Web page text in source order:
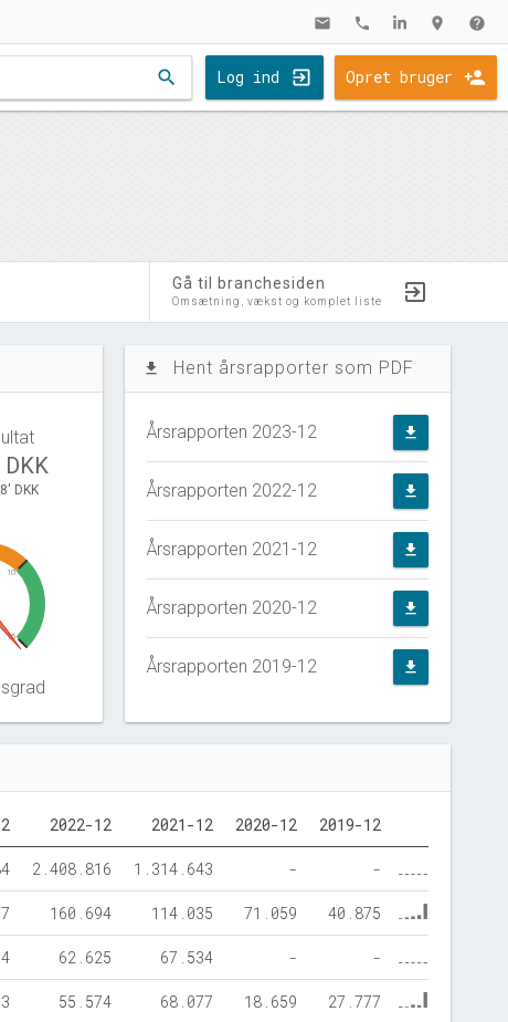
mail phone location_on help
search Log ind Opret bruger
Gå til branchesiden
Omsætning, vækst og komplet liste
DKK
10
15
file_download Hent årsrapporter som PDF
Årsrapporten 2023-12 file_download
Årsrapporten 2022-12 file_download
Årsrapporten 2021-12 file_download
Årsrapporten 2020-12 file_download
Årsrapporten 2019-12 file_download
2022-12 2021-12 2020-12 2019-12
2.408.816 1.314.643 - -
160.694 114.035 71.059 40.875
62.625 67.534 - -
55.574 68.077 18.659 27.777